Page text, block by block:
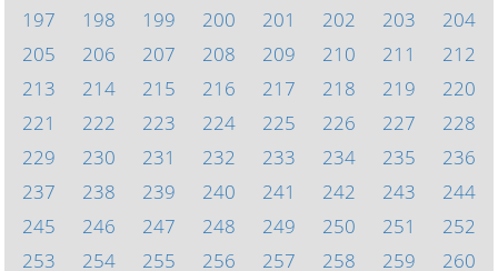
197
198 199 200 201 202 203
204
205
206 207 208 209 210 211
212
213
214 215 216 217 218 219
220
221
222 223 224 225 226 227
228
229
230 231 232 233 234 235
236
237
238 239 240 241 242 243
244
245
246 247 248 249 250 251
252
253
254 255 256 257 258 259
260